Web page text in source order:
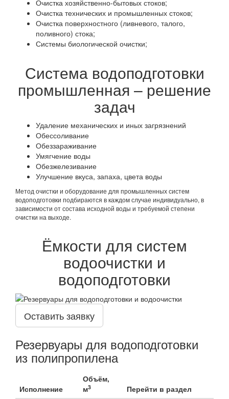
Очистка хозяйственно-бытовых стоков;
Очистка технических и промышленных стоков;
Очистка поверхностного (ливневого, талого,
поливного) стока;
Системы биологической очистки;
Система водоподготовки
промышленная – решение
задач
Удаление механических и иных загрязнений
Обессоливание
Обеззараживание
Умягчение воды
Обезжелезивание
Улучшение вкуса, запаха, цвета воды
Метод очистки и оборудование для промышленных систем
водоподготовки подбираются в каждом случае индивидуально, в
зависимости от состава исходной воды и требуемой степени
очистки на выходе.
Ёмкости для систем
водоочистки и
водоподготовки
Оставить заявку
Резервуары для водоподготовки
из полипропилена
Исполнение
Объём,
м3
Перейти в раздел